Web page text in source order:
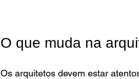
O que muda na
Os arquitetos devem estar